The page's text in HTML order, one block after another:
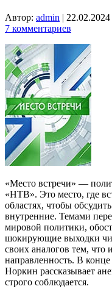
Автор: admin | 22.02.2024
7 комментариев
«Место встречи» —
«НТВ». Это место, где
областях, чтобы
внутренние. Темами
мировой политики,
шокирующие выходки
своих аналогов тем, что
направленность. В
Норкин рассказывает
строго соблюдается.